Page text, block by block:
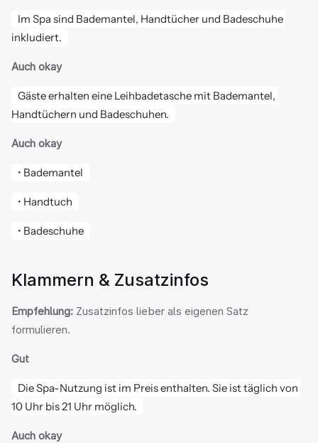
Im Spa sind Bademantel, Handtücher und Badeschuhe
inkludiert.
Auch okay
Gäste erhalten eine Leihbadetasche mit Bademantel,
Handtüchern und Badeschuhen.
Auch okay
• Bademantel
• Handtuch
• Badeschuhe
Klammern & Zusatzinfos
Empfehlung: Zusatzinfos lieber als eigenen Satz
formulieren.
Gut
Die Spa-Nutzung ist im Preis enthalten. Sie ist täglich von
10 Uhr bis 21 Uhr möglich.
Auch okay